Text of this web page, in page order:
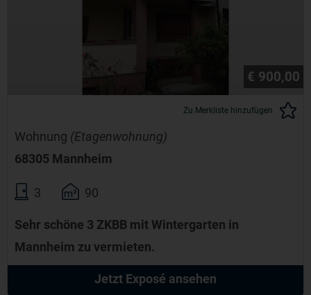
€ 900,00
Zu Merkliste hinzufügen
Wohnung (Etagenwohnung)
68305 Mannheim
3 90
Sehr schöne 3 ZKBB mit Wintergarten in
Mannheim zu vermieten.
Jetzt Exposé ansehen